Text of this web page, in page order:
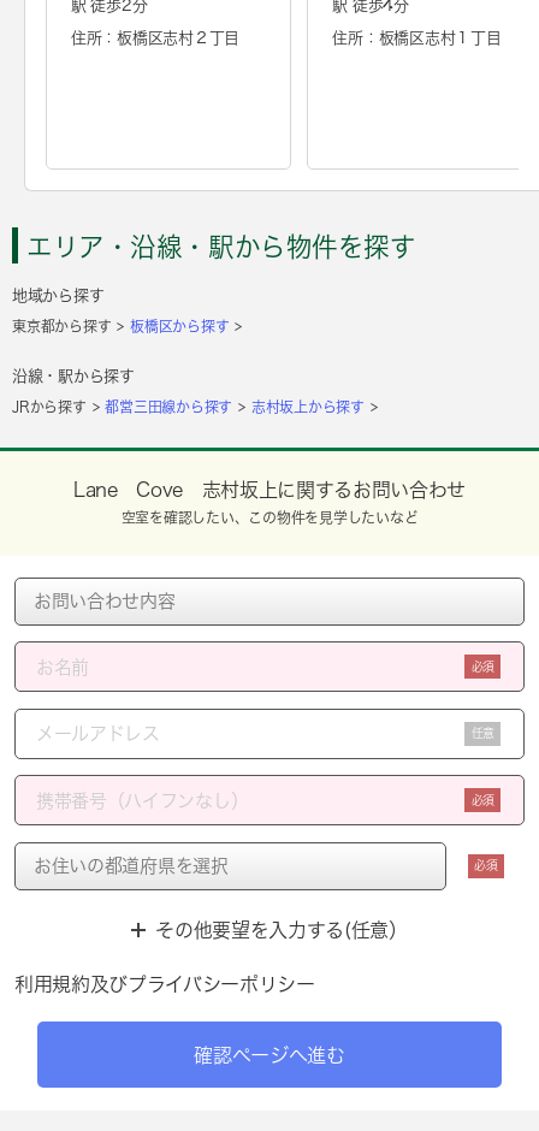
駅 徒歩2分
住所：板橋区志村２丁目
駅 徒歩4分
住所：板橋区志村１丁目
エリア・沿線・駅から物件を探す
地域から探す
東京都から探す 板橋区から探す
沿線・駅から探す
JRから探す 都営三田線から探す 志村坂上から探す
Lane Cove 志村坂上に関するお問い合わせ
空室を確認したい、この物件を見学したいなど
必須
任意
必須
必須
その他要望を入力する(任意）
利用規約及びプライバシーポリシー
確認ページへ進む